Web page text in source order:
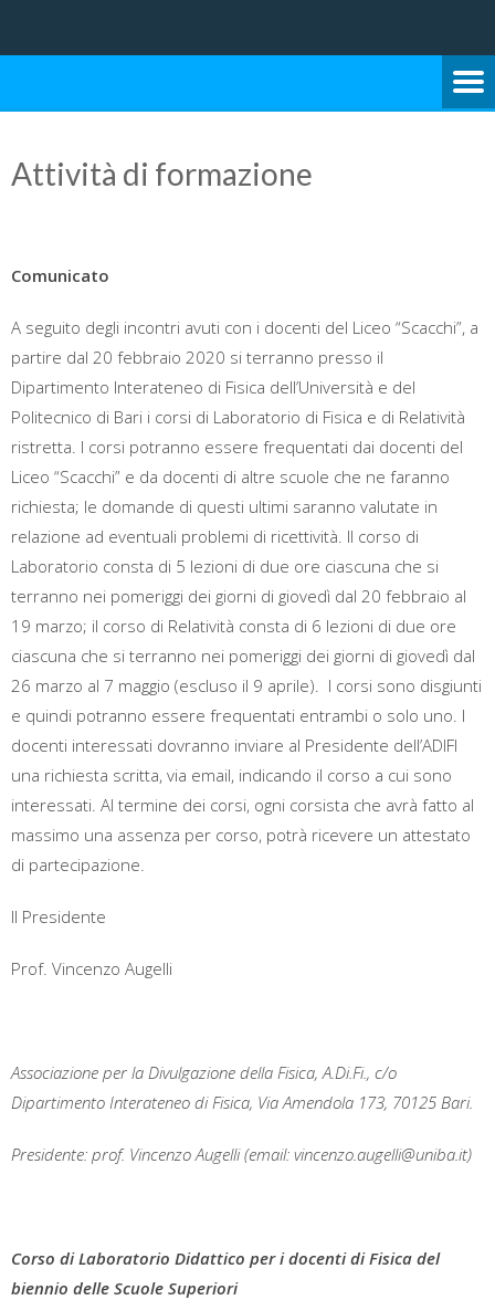
SCUOLA DI SCIENZE E
Attività di formazione
Comunicato
A seguito degli incontri avuti con i docenti del Liceo “Scacchi”, a
partire dal 20 febbraio 2020 si terranno presso il
Dipartimento Interateneo di Fisica dell’Università e del
Politecnico di Bari i corsi di Laboratorio di Fisica e di Relatività
ristretta. I corsi potranno essere frequentati dai docenti del
Liceo “Scacchi” e da docenti di altre scuole che ne faranno
richiesta; le domande di questi ultimi saranno valutate in
relazione ad eventuali problemi di ricettività. Il corso di
Laboratorio consta di 5 lezioni di due ore ciascuna che si
terranno nei pomeriggi dei giorni di giovedì dal 20 febbraio al
19 marzo; il corso di Relatività consta di 6 lezioni di due ore
ciascuna che si terranno nei pomeriggi dei giorni di giovedì dal
26 marzo al 7 maggio (escluso il 9 aprile). I corsi sono disgiunti
e quindi potranno essere frequentati entrambi o solo uno. I
docenti interessati dovranno inviare al Presidente dell’ADIFI
una richiesta scritta, via email, indicando il corso a cui sono
interessati. Al termine dei corsi, ogni corsista che avrà fatto al
massimo una assenza per corso, potrà ricevere un attestato
di partecipazione.
Il Presidente
Prof. Vincenzo Augelli
Associazione per la Divulgazione della Fisica, A.Di.Fi., c/o
Dipartimento Interateneo di Fisica, Via Amendola 173, 70125 Bari.
Presidente: prof. Vincenzo Augelli (email: vincenzo.augelli@uniba.it)
Corso di Laboratorio Didattico per i docenti di Fisica del
biennio delle Scuole Superiori